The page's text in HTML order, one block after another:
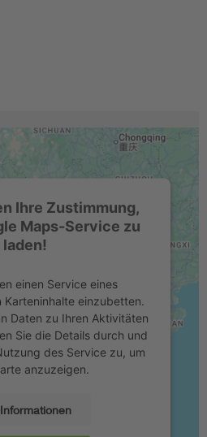
Ihre Zustimmung,
Maps-Service zu
laden!
einen Service eines
Karteninhalte einzubetten.
Daten zu Ihren Aktivitäten
Sie die Details durch und
des Service zu, um
anzuzeigen.